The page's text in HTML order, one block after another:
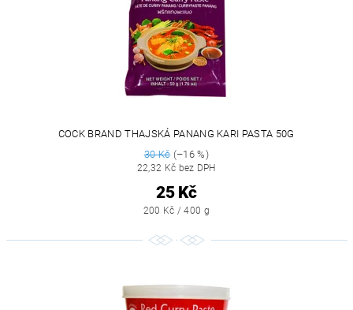
COCK BRAND THAJSKÁ PANANG KARI PASTA 50G
30 Kč(–16 %)
22,32 Kč bez DPH
25 Kč
200 Kč / 400 g